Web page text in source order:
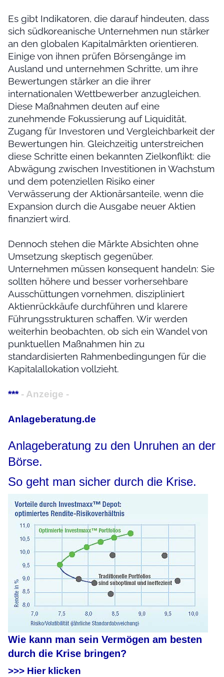
Es gibt Indikatoren, die darauf hindeuten, dass
sich südkoreanische Unternehmen nun stärker
an den globalen Kapitalmärkten orientieren.
Einige von ihnen prüfen Börsengänge im
Ausland und unternehmen Schritte, um ihre
Bewertungen stärker an die ihrer
internationalen Wettbewerber anzugleichen.
Diese Maßnahmen deuten auf eine
zunehmende Fokussierung auf Liquidität,
Zugang für Investoren und Vergleichbarkeit der
Bewertungen hin. Gleichzeitig unterstreichen
diese Schritte einen bekannten Zielkonflikt: die
Abwägung zwischen Investitionen in Wachstum
und dem potenziellen Risiko einer
Verwässerung der Aktionärsanteile, wenn die
Expansion durch die Ausgabe neuer Aktien
finanziert wird.
Dennoch stehen die Märkte Absichten ohne
Umsetzung skeptisch gegenüber.
Unternehmen müssen konsequent handeln: Sie
sollten höhere und besser vorhersehbare
Ausschüttungen vornehmen, diszipliniert
Aktienrückkäufe durchführen und klarere
Führungsstrukturen schaffen. Wir werden
weiterhin beobachten, ob sich ein Wandel von
punktuellen Maßnahmen hin zu
standardisierten Rahmenbedingungen für die
Kapitalallokation vollzieht.
*** - Anzeige -
Anlageberatung.de
Anlageberatung zu den Unruhen an der
Börse.
So geht man sicher durch die Krise.
Wie kann man sein Vermögen am besten
durch die Krise bringen?
>>> Hier klicken